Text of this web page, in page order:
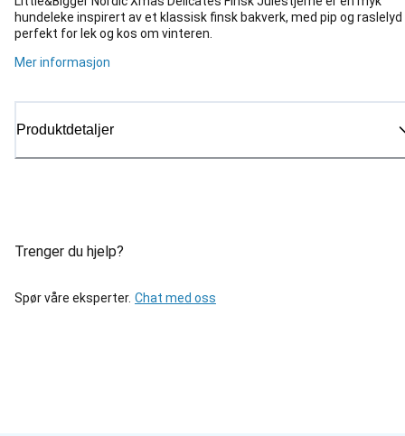
hundeleke inspirert av et klassisk finsk bakverk, med pip og raslelyd
perfekt for lek og kos om vinteren.
Mer informasjon
Produktdetaljer
Trenger du hjelp?
Spør våre eksperter. Chat med oss